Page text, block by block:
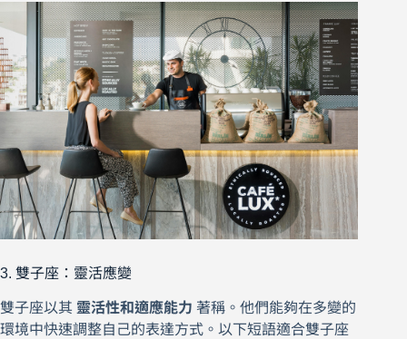
3. 雙子座：靈活應變
雙子座以其 靈活性和適應能力 著稱。他們能夠在多變的
環境中快速調整自己的表達方式。以下短語適合雙子座